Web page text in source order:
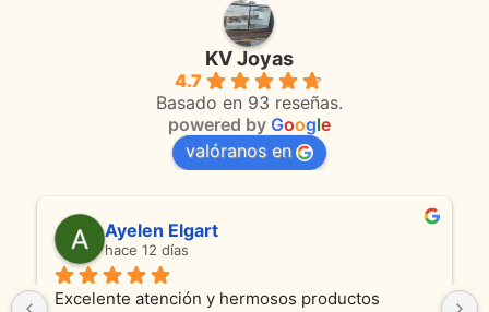
KV Joyas
4.7
Basado en 93 reseñas.
powered by Google
valóranos en
Anmamaca
hace 23 días
Son absolutamente espectaculares tanto